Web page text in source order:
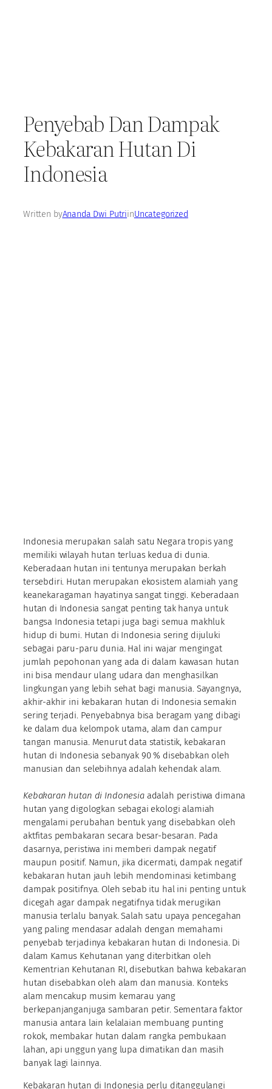
Penyebab Dan Dampak
Kebakaran Hutan Di
Indonesia
Written byAnanda Dwi PutriinUncategorized
Indonesia merupakan salah satu Negara tropis yang
memiliki wilayah hutan terluas kedua di dunia.
Keberadaan hutan ini tentunya merupakan berkah
tersebdiri. Hutan merupakan ekosistem alamiah yang
keanekaragaman hayatinya sangat tinggi. Keberadaan
hutan di Indonesia sangat penting tak hanya untuk
bangsa Indonesia tetapi juga bagi semua makhluk
hidup di bumi. Hutan di Indonesia sering dijuluki
sebagai paru-paru dunia. Hal ini wajar mengingat
jumlah pepohonan yang ada di dalam kawasan hutan
ini bisa mendaur ulang udara dan menghasilkan
lingkungan yang lebih sehat bagi manusia. Sayangnya,
akhir-akhir ini kebakaran hutan di Indonesia semakin
sering terjadi. Penyebabnya bisa beragam yang dibagi
ke dalam dua kelompok utama, alam dan campur
tangan manusia. Menurut data statistik, kebakaran
hutan di Indonesia sebanyak 90 % disebabkan oleh
manusian dan selebihnya adalah kehendak alam.
Kebakaran hutan di Indonesiaadalah peristiwa dimana
hutan yang digologkan sebagai ekologi alamiah
mengalami perubahan bentuk yang disebabkan oleh
aktfitas pembakaran secara besar-besaran. Pada
dasarnya, peristiwa ini memberi dampak negatif
maupun positif. Namun, jika dicermati, dampak negatif
kebakaran hutan jauh lebih mendominasi ketimbang
dampak positifnya. Oleh sebab itu hal ini penting untuk
dicegah agar dampak negatifnya tidak merugikan
manusia terlalu banyak. Salah satu upaya pencegahan
yang paling mendasar adalah dengan memahami
penyebab terjadinya kebakaran hutan di Indonesia. Di
dalam Kamus Kehutanan yang diterbitkan oleh
Kementrian Kehutanan RI, disebutkan bahwa kebakaran
hutan disebabkan oleh alam dan manusia. Konteks
alam mencakup musim kemarau yang
berkepanjanganjuga sambaran petir. Sementara faktor
manusia antara lain kelalaian membuang punting
rokok, membakar hutan dalam rangka pembukaan
lahan, api unggun yang lupa dimatikan dan masih
banyak lagi lainnya.
Kebakaran hutan di Indonesia perlu ditanggulangi